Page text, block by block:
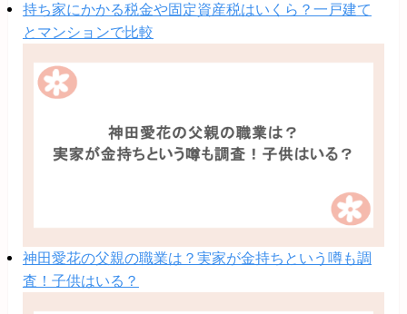
持ち家にかかる税金や固定資産税はいくら？一戸建て
とマンションで比較
神田愛花の父親の職業は？実家が金持ちという噂も調
査！子供はいる？